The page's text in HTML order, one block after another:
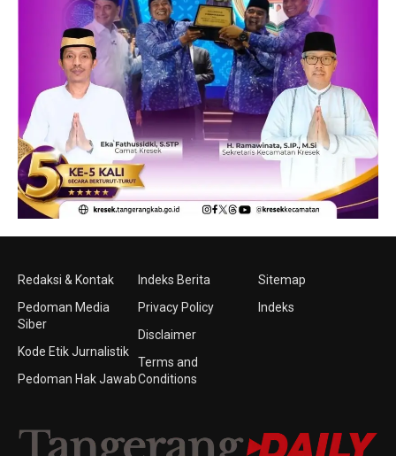
Redaksi & Kontak
Pedoman Media
Siber
Kode Etik Jurnalistik
Pedoman Hak Jawab
Indeks Berita
Privacy Policy
Disclaimer
Terms and
Conditions
Sitemap
Indeks